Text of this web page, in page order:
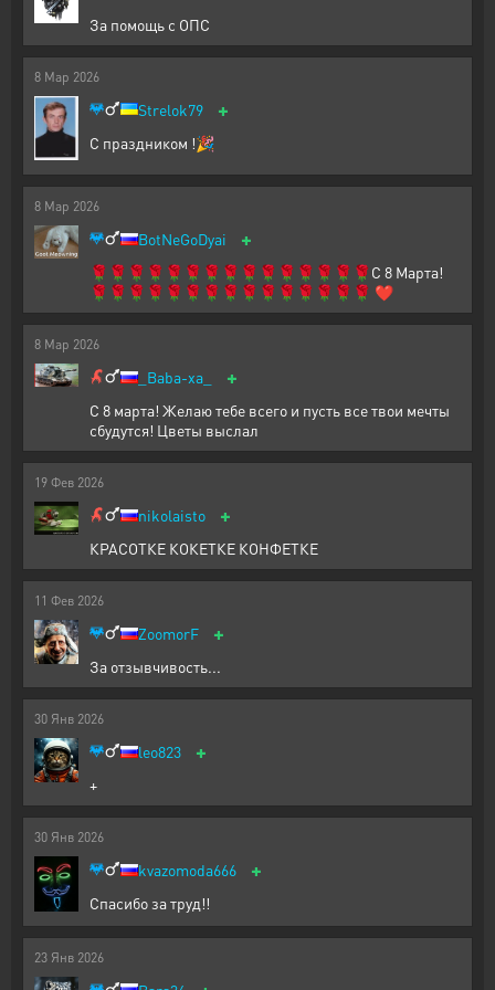
За помощь с ОПС
8 Мар 2026
Strelok79 +
С праздником !🎉
8 Мар 2026
BotNeGoDyai +
🌹🌹🌹🌹🌹🌹🌹🌹🌹🌹🌹🌹🌹🌹🌹С 8 Марта!
🌹🌹🌹🌹🌹🌹🌹🌹🌹🌹🌹🌹🌹🌹🌹 ❤️
8 Мар 2026
_Baba-xa_ +
С 8 марта! Желаю тебе всего и пусть все твои мечты
сбудутся! Цветы выслал
19 Фев 2026
nikolaisto +
КРАСОТКЕ КОКЕТКЕ КОНФЕТКЕ
11 Фев 2026
ZoomorF +
За отзывчивость...
30 Янв 2026
leo823 +
+
30 Янв 2026
kvazomoda666 +
Спасибо за труд!!
23 Янв 2026